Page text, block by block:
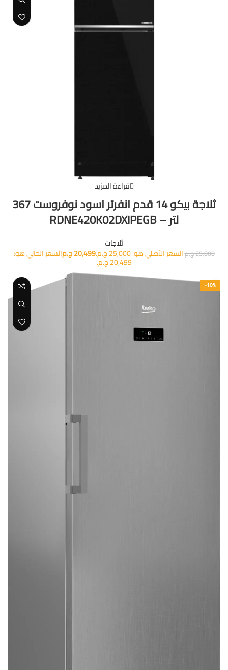
قراءة المزيد
ثلاجة بيكو 14 قدم انفرتر اسود نوفروست 367
لتر – RDNE420K02DXIPEGB
ثلاجات
25,000ج.مالسعر الأصلي هو: 25,000 ج.م. 20,499ج.مالسعر الحالي هو:
20,499 ج.م.
-10%